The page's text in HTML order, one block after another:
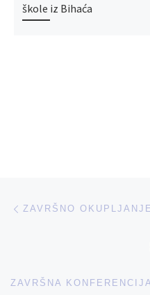
škole iz Bihaća
Post navigation